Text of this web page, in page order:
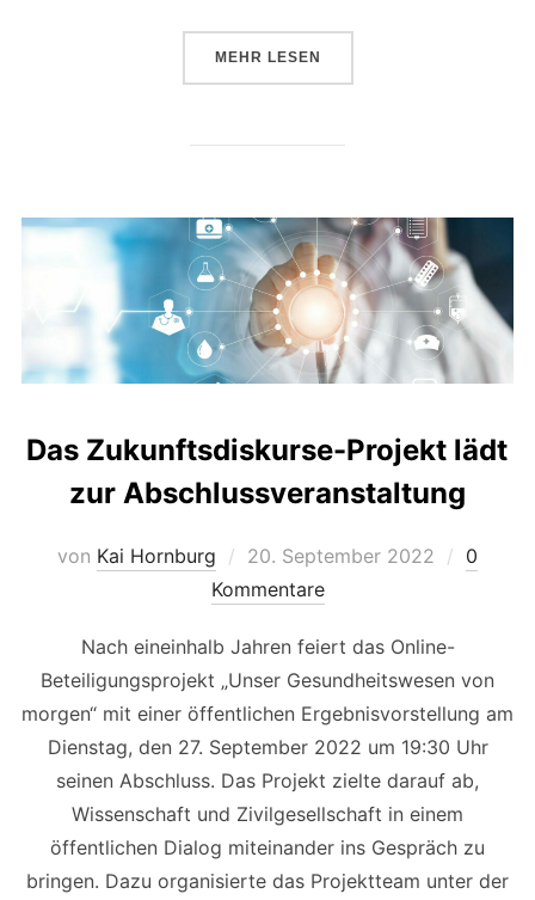
MEHR ÜBER „IM VIDEO:
LESEN
Das Zukunftsdiskurse-Projekt lädt
zur Abschlussveranstaltung
von Kai Hornburg
Veröffentlicht
am
20. September 2022
0
Kommentare
Nach eineinhalb Jahren feiert das Online-
Beteiligungsprojekt „Unser Gesundheitswesen von
morgen“ mit einer öffentlichen Ergebnisvorstellung am
Dienstag, den 27. September 2022 um 19:30 Uhr
seinen Abschluss. Das Projekt zielte darauf ab,
Wissenschaft und Zivilgesellschaft in einem
öffentlichen Dialog miteinander ins Gespräch zu
bringen. Dazu organisierte das Projektteam unter der